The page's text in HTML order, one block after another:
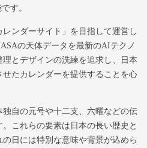
す。
ンダーサイト」を目指して運営し
の天体データを最新のAIテクノ
とデザインの洗練を追求し、日本
たカレンダーを提供することを心
自の元号や十二支、六曜などの伝
これらの要素は日本の長い歴史と
日には特別な意味や背景が込めら